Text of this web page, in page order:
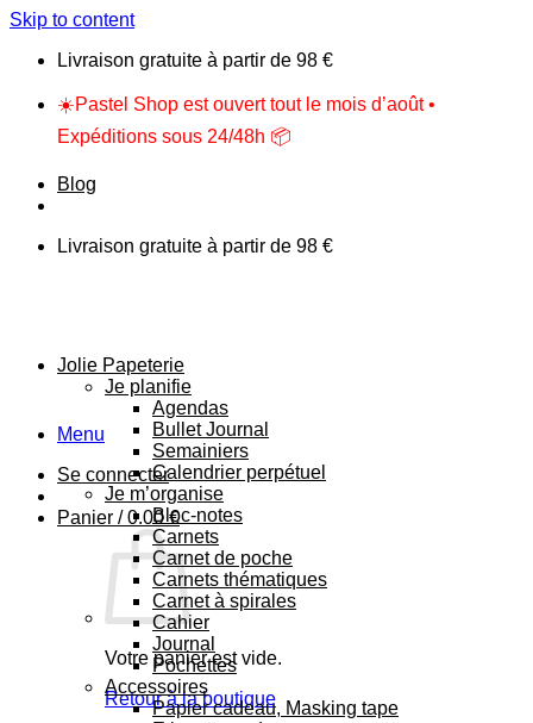
Skip to content
Livraison gratuite à partir de 98 €
☀️Pastel Shop est ouvert tout le mois d’août •
Expéditions sous 24/48h 📦
Blog
Livraison gratuite à partir de 98 €
Menu
Se connecter
Panier /0.00€
Votre panier est vide.
Retour à la boutique
Jolie Papeterie
Je planifie
Agendas
Bullet Journal
Semainiers
Calendrier perpétuel
Je m’organise
Bloc-notes
Carnets
Carnet de poche
Carnets thématiques
Carnet à spirales
Cahier
Journal
Pochettes
Accessoires
Papier cadeau, Masking tape